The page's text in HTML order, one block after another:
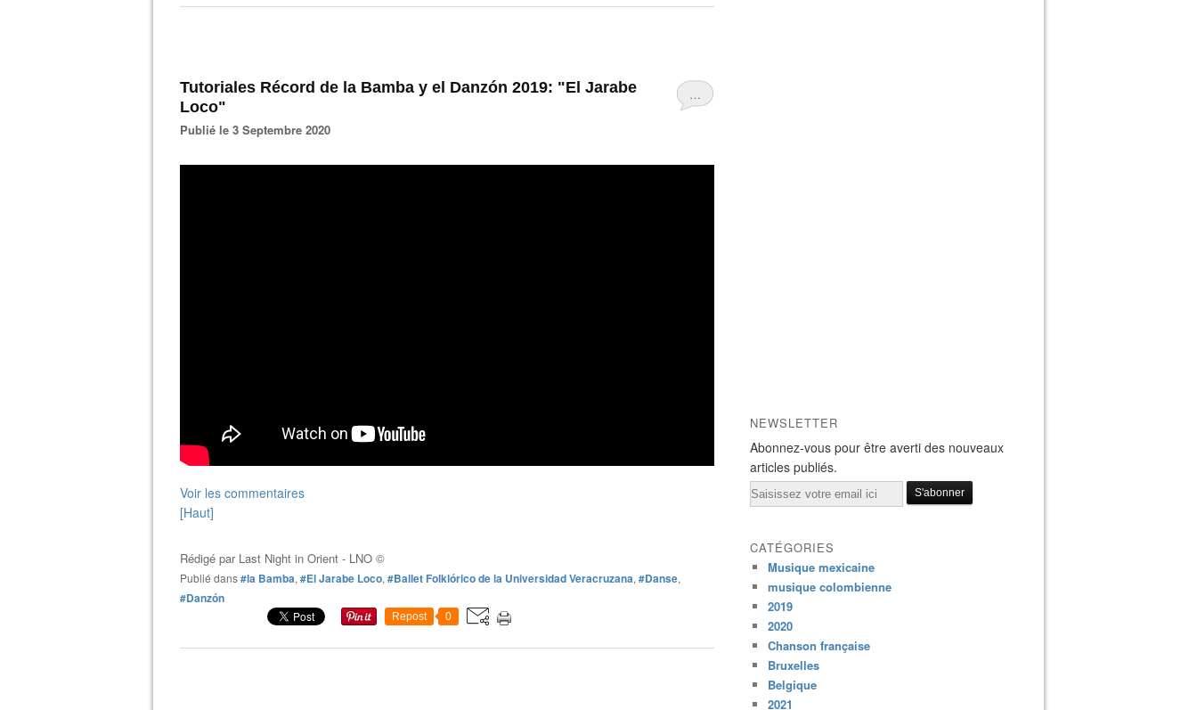
…
Tutoriales Récord de la Bamba y el Danzón 2019: "El Jarabe
Loco"
Publié le 3 Septembre 2020
Voir les commentaires
[Haut]
Rédigé par Last Night in Orient - LNO ©
Publié dans#la Bamba, #El Jarabe Loco, #Ballet Folklórico de la Universidad Veracruzana, #Danse,
#Danzón
Repost 0
NEWSLETTER
Abonnez-vous pour être averti des nouveaux
articles publiés.
Email
CATÉGORIES
Musique mexicaine
musique colombienne
2019
2020
Chanson française
Bruxelles
Belgique
2021